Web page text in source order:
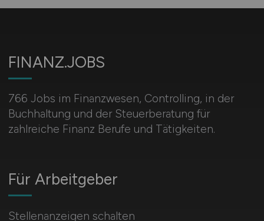
FINANZ.JOBS
766 Jobs im Finanzwesen, Controlling, in der
Buchhaltung und der Steuerberatung für
zahlreiche Finanz Berufe und Tätigkeiten.
Für Arbeitgeber
Stellenanzeigen schalten